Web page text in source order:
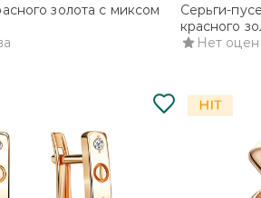
золота с миксом
Серьги-
красного
Нет